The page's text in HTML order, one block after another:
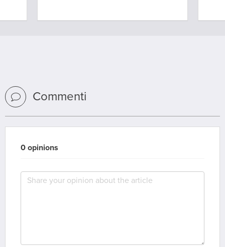
Commenti
0 opinions